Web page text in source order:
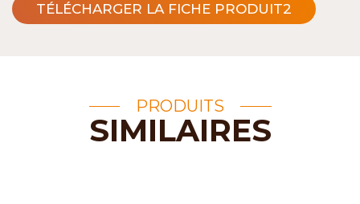
TÉLÉCHARGER LA FICHE PRODUIT2
PRODUITS
SIMILAIRES